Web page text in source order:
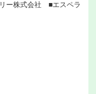
ー株式会社 ■エスペラ